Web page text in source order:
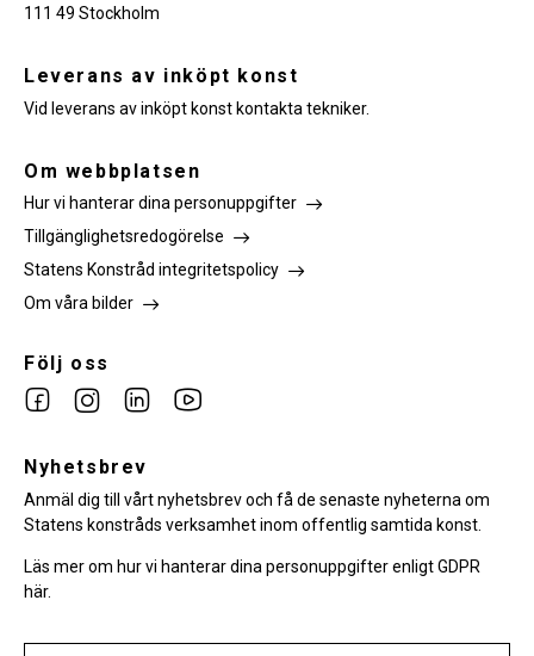
111 49 Stockholm
Leverans av inköpt konst
Vid leverans av inköpt konst kontakta tekniker.
Om webbplatsen
Hur vi hanterar dina personuppgifter
Tillgänglighetsredogörelse
Statens Konstråd integritetspolicy
Om våra bilder
Följ oss
facebookinstagramLinkedin
Nyhetsbrev
Anmäl dig till vårt nyhetsbrev och få de senaste nyheterna om
Statens konstråds verksamhet inom offentlig samtida konst.
Läs mer om hur vi hanterar dina personuppgifter enligt GDPR
här.